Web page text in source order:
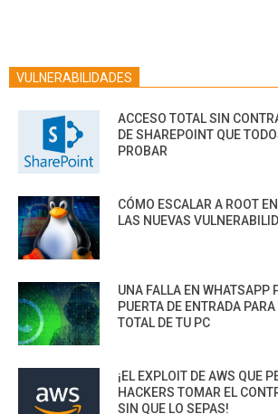
VULNERABILIDADES
ACCESO TOTAL SIN
DE SHAREPOINT QUE
PROBAR
CÓMO ESCALAR A ROOT
LAS NUEVAS
UNA FALLA EN WHATSAPP
PUERTA DE ENTRADA
TOTAL DE TU PC
¡EL EXPLOIT DE AWS QUE
HACKERS TOMAR EL
SIN QUE LO SEPAS!